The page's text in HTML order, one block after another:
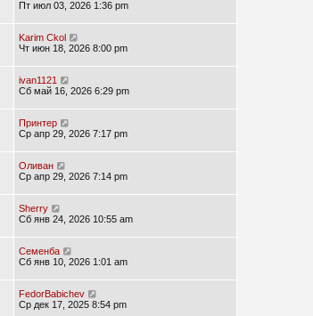
Пт июл 03, 2026 1:36 pm
Karim Ckol
Чт июн 18, 2026 8:00 pm
ivan1121
Сб май 16, 2026 6:29 pm
Принтер
Ср апр 29, 2026 7:17 pm
Оливан
Ср апр 29, 2026 7:14 pm
Sherry
Сб янв 24, 2026 10:55 am
Семенба
Сб янв 10, 2026 1:01 am
FedorBabichev
Ср дек 17, 2025 8:54 pm